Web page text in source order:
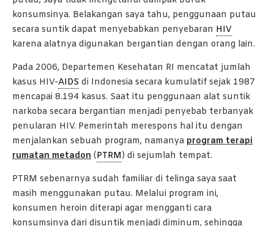
konsumsinya. Belakangan saya tahu, penggunaan putau
secara suntik dapat menyebabkan penyebaran HIV
karena alatnya digunakan bergantian dengan orang lain.
Pada 2006, Departemen Kesehatan RI mencatat jumlah
kasus HIV-AIDS di Indonesia secara kumulatif sejak 1987
mencapai 8.194 kasus. Saat itu penggunaan alat suntik
narkoba secara bergantian menjadi penyebab terbanyak
penularan HIV. Pemerintah merespons hal itu dengan
menjalankan sebuah program, namanya program terapi
rumatan metadon (PTRM) di sejumlah tempat.
PTRM sebenarnya sudah familiar di telinga saya saat
masih menggunakan putau. Melalui program ini,
konsumen heroin diterapi agar mengganti cara
konsumsinya dari disuntik menjadi diminum, sehingga